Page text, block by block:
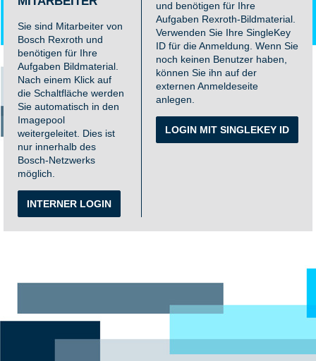
Sie sind Mitarbeiter von
Bosch Rexroth und
benötigen für Ihre
Aufgaben Bildmaterial.
Nach einem Klick auf
die Schaltfläche werden
Sie automatisch in den
Imagepool
weitergeleitet. Dies ist
nur innerhalb des
Bosch-Netzwerks
möglich.
INTERNER LOGIN
und benötigen für Ihre
Aufgaben Rexroth-Bildmaterial.
Verwenden Sie Ihre SingleKey
ID für die Anmeldung. Wenn Sie
noch keinen Benutzer haben,
können Sie ihn auf der
externen Anmeldeseite
anlegen.
LOGIN MIT SINGLEKEY ID